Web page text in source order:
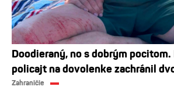
Doodieraný, no s dobrým
policajt na dovolenke zachránil
Zahraničie